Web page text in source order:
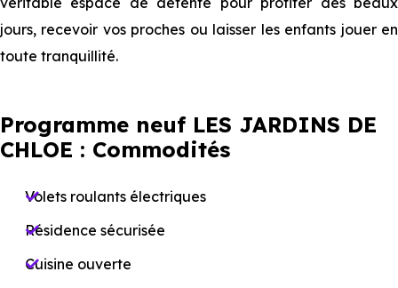
jours, recevoir vos proches ou laisser les enfants jouer en
toute tranquillité.
Programme neuf LES JARDINS DE
CHLOE : Commodités
Volets roulants électriques
Résidence sécurisée
Cuisine ouverte